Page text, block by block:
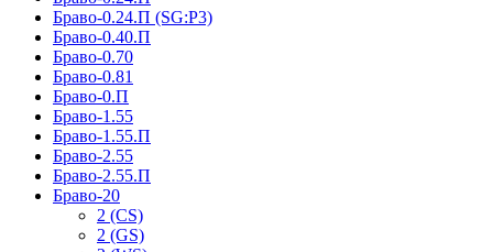
Браво-0.24.П (SG:P3)
Браво-0.40.П
Браво-0.70
Браво-0.81
Браво-0.П
Браво-1.55
Браво-1.55.П
Браво-2.55
Браво-2.55.П
Браво-20
2 (CS)
2 (GS)